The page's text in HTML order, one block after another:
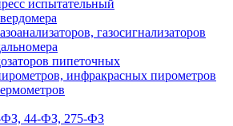
испытательный
газосигнализаторов
пипеточных
инфракрасных пирометров
ФЗ, 44-ФЗ, 275-ФЗ